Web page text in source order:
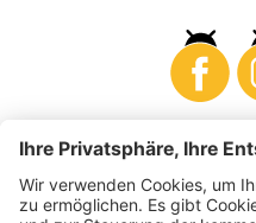
Business